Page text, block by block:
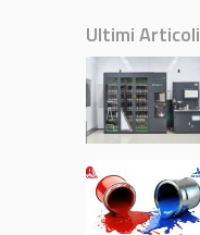
Ultimi Articoli